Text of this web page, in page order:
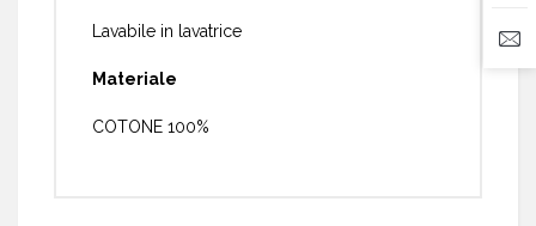
Lavabile in lavatrice
Materiale
COTONE 100%